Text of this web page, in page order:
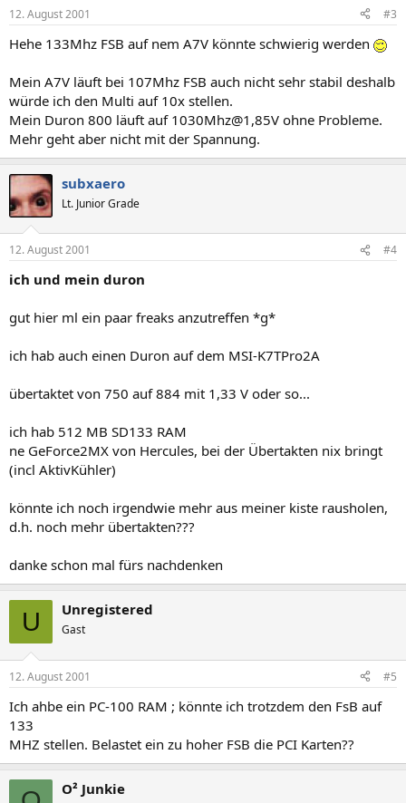
12. August 2001 #3
Hehe 133Mhz FSB auf nem A7V könnte schwierig werden
Mein A7V läuft bei 107Mhz FSB auch nicht sehr stabil deshalb
würde ich den Multi auf 10x stellen.
Mein Duron 800 läuft auf 1030Mhz@1,85V ohne Probleme.
Mehr geht aber nicht mit der Spannung.
subxaero
Lt. Junior Grade
12. August 2001 #4
ich und mein duron
gut hier ml ein paar freaks anzutreffen *g*
ich hab auch einen Duron auf dem MSI-K7TPro2A
übertaktet von 750 auf 884 mit 1,33 V oder so...
ich hab 512 MB SD133 RAM
ne GeForce2MX von Hercules, bei der Übertakten nix bringt
(incl AktivKühler)
könnte ich noch irgendwie mehr aus meiner kiste rausholen,
d.h. noch mehr übertakten???
danke schon mal fürs nachdenken
U Unregistered
Gast
12. August 2001 #5
Ich ahbe ein PC-100 RAM ; könnte ich trotzdem den FsB auf
133
MHZ stellen. Belastet ein zu hoher FSB die PCI Karten??
O² Junkie